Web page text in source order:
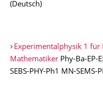
(Deutsch)
Experimentalphysik 1 für
Mathematiker Phy-Ba-EP-
SEBS-PHY-Ph1 MN-SEMS-